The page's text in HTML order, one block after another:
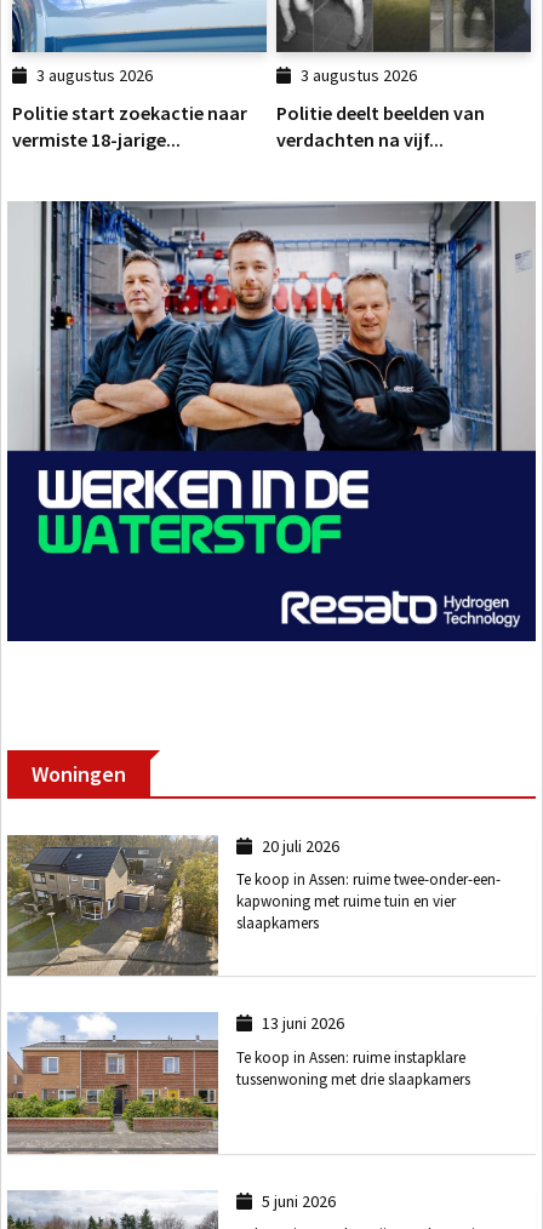
3 augustus 2026
Politie start zoekactie naar
vermiste 18-jarige...
3 augustus 2026
Politie deelt beelden van
verdachten na vijf...
Woningen
20 juli 2026
Te koop in Assen: ruime twee-onder-een-
kapwoning met ruime tuin en vier
slaapkamers
13 juni 2026
Te koop in Assen: ruime instapklare
tussenwoning met drie slaapkamers
5 juni 2026